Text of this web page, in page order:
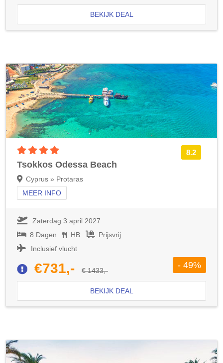
BEKIJK DEAL
8.2
Tsokkos Odessa Beach
Cyprus » Protaras
MEER INFO
Zaterdag 3 april 2027
8 Dagen
HB
Prijsvrij
Inclusief vlucht
€731,- € 1433,-
- 49%
BEKIJK DEAL